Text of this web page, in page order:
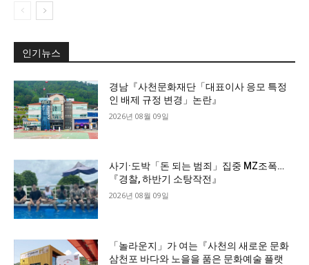
인기뉴스
경남『사천문화재단「대표이사 응모 특정
인 배제 규정 변경」논란』
2026년 08월 09일
사기·도박「돈 되는 범죄」집중 MZ조폭…
『경찰, 하반기 소탕작전』
2026년 08월 09일
「놀라운지」가 여는『사천의 새로운 문화
삼천포 바다와 노을을 품은 문화예술 플랫